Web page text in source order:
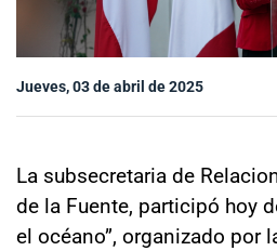
modo claro
Jueves, 03 de abril de 2025
La subsecretaria de
de la Fuente, participó hoy
el océano”, organizado por